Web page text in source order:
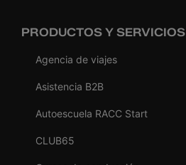
PRODUCTOS Y SERVICIOS
Agencia de viajes
Asistencia B2B
Autoescuela RACC Start
CLUB65